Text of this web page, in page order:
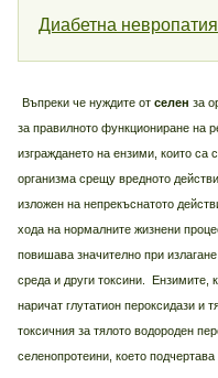
Диабетна невропатия
Въпреки че нуждите от селен за
за правилното функциониране на
изграждането на ензими, които са
организма срещу вредното
изложен на непрекъснатото
хода на нормалните жизнени
повишава значително при
среда и други токсини. Ензимите,
наричат глутатион пероксидази и
токсичния за тялото водороден
селенопротеини, което